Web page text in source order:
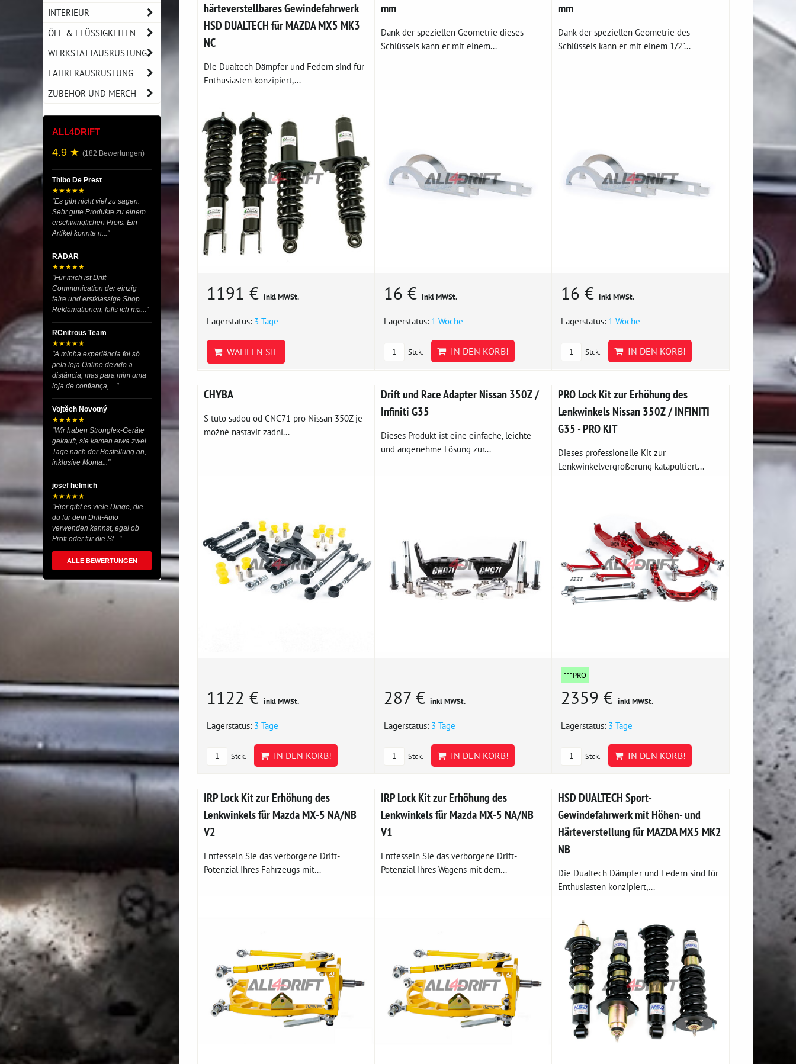
härteverstellbares Gewindefahrwerk
HSD DUALTECH für MAZDA MX5 MK3
NC
Die Dualtech Dämpfer und Federn sind für
Enthusiasten konzipiert,...
1191 € inkl MWSt.
Lagerstatus: 3 Tage
WÄHLEN SIE
mm
Dank der speziellen Geometrie dieses
Schlüssels kann er mit einem...
16 € inkl MWSt.
Lagerstatus: 1 Woche
Stck. IN DEN KORB!
mm
Dank der speziellen Geometrie des
Schlüssels kann er mit einem 1/2"...
16 €inkl MWSt.
Lagerstatus: 1 Woche
Stck. IN DEN KORB!
CHYBA
S tuto sadou od CNC71 pro Nissan 350Z je
možné nastavit zadní...
1122 € inkl MWSt.
Lagerstatus: 3 Tage
Stck. IN DEN KORB!
Drift und Race Adapter Nissan 350Z /
Infiniti G35
Dieses Produkt ist eine einfache, leichte
und angenehme Lösung zur...
287 € inkl MWSt.
Lagerstatus: 3 Tage
Stck. IN DEN KORB!
PRO Lock Kit zur Erhöhung des
Lenkwinkels Nissan 350Z / INFINITI
G35 - PRO KIT
Dieses professionelle Kit zur
Lenkwinkelvergrößerung katapultiert...
***PRO
2359 €inkl MWSt.
Lagerstatus: 3 Tage
Stck. IN DEN KORB!
IRP Lock Kit zur Erhöhung des
Lenkwinkels für Mazda MX-5 NA/NB
V2
Entfesseln Sie das verborgene Drift-
Potenzial Ihres Fahrzeugs mit...
IRP Lock Kit zur Erhöhung des
Lenkwinkels für Mazda MX-5 NA/NB
V1
Entfesseln Sie das verborgene Drift-
Potenzial Ihres Wagens mit dem...
HSD DUALTECH Sport-
Gewindefahrwerk mit Höhen- und
Härteverstellung für MAZDA MX5 MK2
NB
Die Dualtech Dämpfer und Federn sind für
Enthusiasten konzipiert,...
INTERIEUR
ÖLE & FLÜSSIGKEITEN
WERKSTATTAUSRÜSTUNG
FAHRERAUSRÜSTUNG
ZUBEHÖR UND MERCH
ALL4DRIFT
4.9 ★ (182 Bewertungen)
Thibo De Prest
★★★★★
"Es gibt nicht viel zu sagen.
Sehr gute Produkte zu einem
erschwinglichen Preis. Ein
Artikel konnte n..."
RADAR
★★★★★
"Für mich ist Drift
Communication der einzig
faire und erstklassige Shop.
Reklamationen, falls ich ma..."
RCnitrous Team
★★★★★
"A minha experiência foi só
pela loja Online devido a
distância, mas para mim uma
loja de confiança, ..."
Vojtěch Novotný
★★★★★
"Wir haben Stronglex-Geräte
gekauft, sie kamen etwa zwei
Tage nach der Bestellung an,
inklusive Monta..."
josef helmich
★★★★★
"Hier gibt es viele Dinge, die
du für dein Drift-Auto
verwenden kannst, egal ob
Profi oder für die St..."
ALLE BEWERTUNGEN